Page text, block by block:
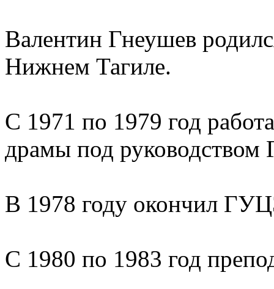
Валентин Гнеушев
Нижнем Тагиле.
С 1971 по 1979 год
драмы под
В 1978 году окончил
С 1980 по 1983 год